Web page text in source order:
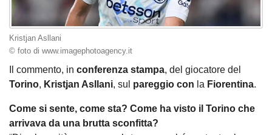
Kristjan Asllani
© foto di www.imagephotoagency.it
Il commento, in conferenza stampa, del giocatore del
Torino, Kristjan Asllani, sul pareggio con la Fiorentina.
Come si sente, come sta? Come ha visto il Torino che
arrivava da una brutta sconfitta?